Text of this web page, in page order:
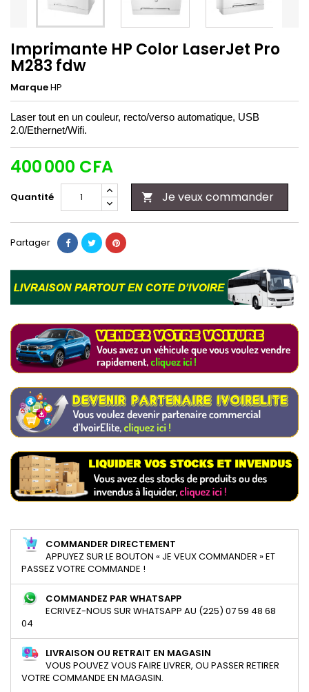
Imprimante HP Color LaserJet Pro
M283 fdw
MarqueHP
Laser tout en un couleur, recto/verso automatique, USB
2.0/Ethernet/Wifi.
400 000 CFA
Quantité  Je veux commander
Partager
COMMANDER DIRECTEMENT
APPUYEZ SUR LE BOUTON « JE VEUX COMMANDER » ET
PASSEZ VOTRE COMMANDE !
COMMANDEZ PAR WHATSAPP
ECRIVEZ-NOUS SUR WHATSAPP AU (225) 07 59 48 68
04
LIVRAISON OU RETRAIT EN MAGASIN
VOUS POUVEZ VOUS FAIRE LIVRER, OU PASSER RETIRER
VOTRE COMMANDE EN MAGASIN.